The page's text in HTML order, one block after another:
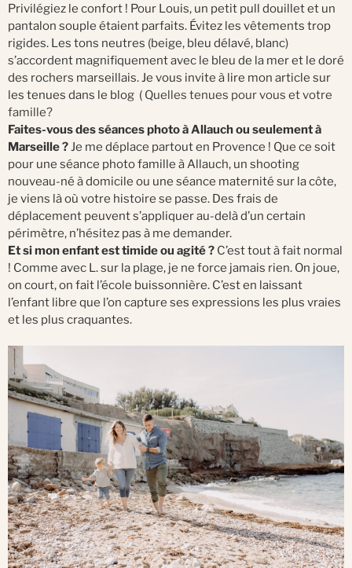
Privilégiez le confort ! Pour Louis, un petit pull douillet et un
pantalon souple étaient parfaits. Évitez les vêtements trop
rigides. Les tons neutres (beige, bleu délavé, blanc)
s’accordent magnifiquement avec le bleu de la mer et le doré
des rochers marseillais. Je vous invite à lire mon article sur
les tenues dans le blog ( Quelles tenues pour vous et votre
famille?
Faites-vous des séances photo à Allauch ou seulement à
Marseille ?Je me déplace partout en Provence ! Que ce soit
pour une séance photo famille à Allauch, un shooting
nouveau-né à domicile ou une séance maternité sur la côte,
je viens là où votre histoire se passe. Des frais de
déplacement peuvent s’appliquer au-delà d’un certain
périmètre, n’hésitez pas à me demander.
Et si mon enfant est timide ou agité ? C’est tout à fait normal
! Comme avec L. sur la plage, je ne force jamais rien. On joue,
on court, on fait l’école buissonnière. C’est en laissant
l’enfant libre que l’on capture ses expressions les plus vraies
et les plus craquantes.